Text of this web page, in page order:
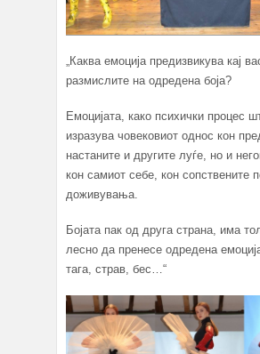
„Каква емоција предизвикува кај
размислите на одредена боја?
Емоцијата, како психички процес
изразува човековиот однос кон
настаните и другите луѓе, но и
кон самиот себе, кон сопствените
доживувања.
Бојата пак од друга страна, има
лесно да пренесе одредена
тага, страв, бес…“